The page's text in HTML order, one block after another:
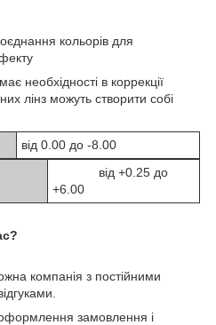
кольорів для
необхідності в коррекції
лінз можуть створити собі
від 0.00 до -8.00
від +0.25 до
+6.00
компанія з постійними
замовлення і